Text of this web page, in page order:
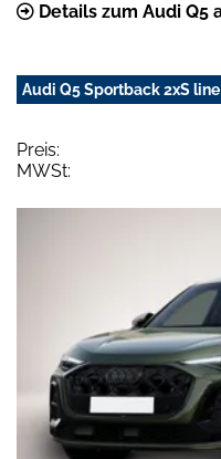
Details zum Audi Q5
Audi Q5 Sportback 2xS line
Preis:
MWSt: